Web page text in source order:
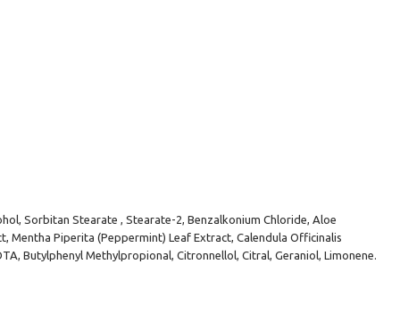
Sorbitan Stearate , Stearate-2, Benzalkonium Chloride, Aloe
Mentha Piperita (Peppermint) Leaf Extract, Calendula Officinalis
Butylphenyl Methylpropional, Citronnellol, Citral, Geraniol, Limonene.